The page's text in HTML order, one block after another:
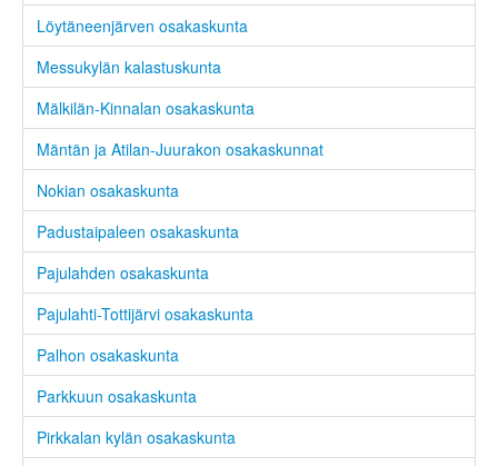
Löytäneenjärven osakaskunta
Messukylän kalastuskunta
Mälkilän-Kinnalan osakaskunta
Mäntän ja Atilan-Juurakon osakaskunnat
Nokian osakaskunta
Padustaipaleen osakaskunta
Pajulahden osakaskunta
Pajulahti-Tottijärvi osakaskunta
Palhon osakaskunta
Parkkuun osakaskunta
Pirkkalan kylän osakaskunta